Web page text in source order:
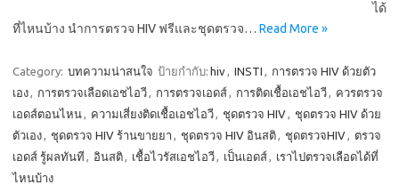
ได้
ที่ไหนบ้าง นำการตรวจ HIV ฟรีและชุดตรวจ… Read More »
Category: บทความน่าสนใจ ป้ายกำกับ: hiv, INSTI , การตรวจ HIV ด้วยตัว
เอง, การตรวจเลือดเอชไอวี, การตรวจเอดส์, การติดเชื้อเอชไอวี, ควรตรวจ
เอดส์ตอนไหน, ความเสี่ยงติดเชื้อเอชไอวี, ชุดตรวจ HIV, ชุดตรวจ HIV ด้วย
ตัวเอง, ชุดตรวจ HIV ร้านขายยา , ชุดตรวจ HIV อินสติ, ชุดตรวจHIV, ตรวจ
เอดส์ รู้ผลทันที , อินสติ, เชื้อไวรัสเอชไอวี, เป็นเอดส์, เราไปตรวจเลือดได้ที่
ไหนบ้าง